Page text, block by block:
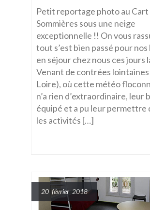
Petit reportage photo au Cart
Sommières sous une neige
exceptionnelle !! On vous
tout s’est bien passé pour
en séjour chez nous ces jours
Venant de contrées
Loire), où cette météo
n’a rien d’extraordinaire, leur
équipé et a pu leur permettre
les activités […]
20 février 2018